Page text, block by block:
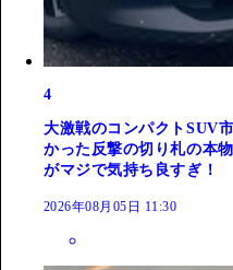
4
大激戦のコンパクトSUV
かった反撃の切り札の本
がマジで気持ち良すぎ！
2026年08月05日 11:30